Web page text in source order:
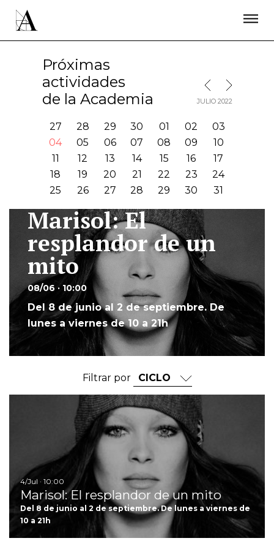
Próximas
actividades
de la Academia
MES ANTERIOR
MES SIGUIENTE
JULIO 2022
27 28 29 30 01 02
03
04
05 06 07 08 09
10
11
12 13 14 15 16
17
18
19 20 21 22 23
24
25
26 27 28 29 30 31
Marisol: El
resplandor de un
mito
08/06 · 10:00
Del 8 de junio al 2 de septiembre. De
lunes a viernes de 10 a 21h
Filtrar por
4/Jul · 10:00
Marisol: El resplandor de un mito
Del 8 de junio al 2 de septiembre. De lunes a viernes de
10 a 21h
ÚNETE A LA ACADEMIA DE CINE
PRENSA
NEWSLETTER